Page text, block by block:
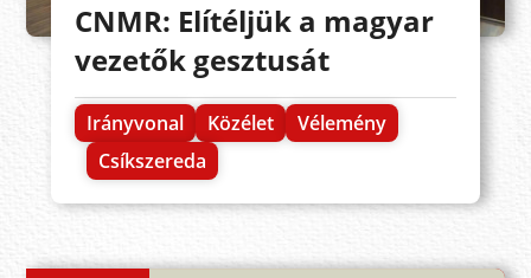
CNMR: Elítéljük a magyar
vezetők gesztusát
Irányvonal Közélet
Vélemény
Csíkszereda